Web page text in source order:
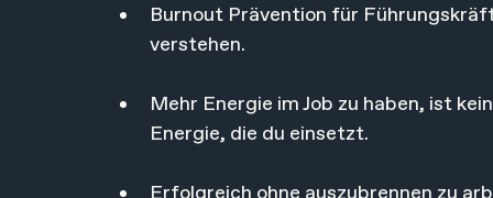
Burnout Prävention für
verstehen.
Mehr Energie im Job zu haben, ist
Energie, die du einsetzt.